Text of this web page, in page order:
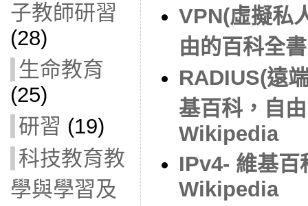
子教師研習
(28)
生命教育
(25)
研習 (19)
科技教育教
學與學習及
VPN(虛擬私
由的百科全
RADIUS(遠
基百科，自
Wikipedia
IPv4- 維基百
Wikipedia